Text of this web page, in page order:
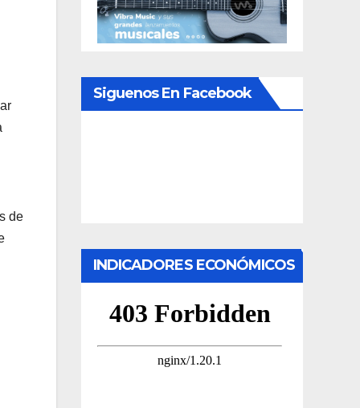
de
Siguenos En Facebook
INDICADORES ECONÓMICOS